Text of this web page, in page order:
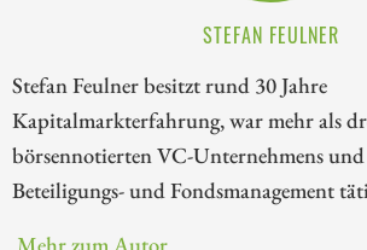
STEFAN FEULNER
Stefan Feulner besitzt rund 30 Jahre
Kapitalmarkterfahrung, war mehr als
börsennotierten VC-Unternehmens
Beteiligungs- und Fondsmanagement